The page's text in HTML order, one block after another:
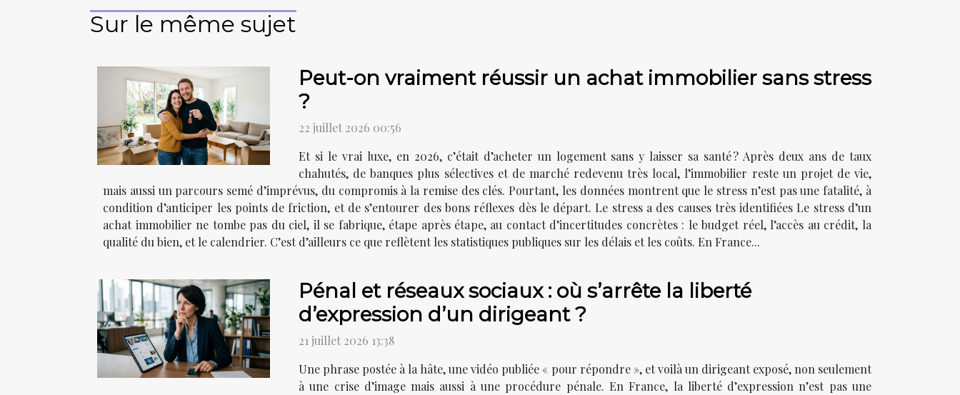
Sur le même sujet
Peut-on vraiment réussir un achat immobilier sans stress
?
22 juillet 2026 00:56
Et si le vrai luxe, en 2026, c’était d’acheter un logement sans y laisser sa santé ? Après deux ans de taux
chahutés, de banques plus sélectives et de marché redevenu très local, l’immobilier reste un projet de vie,
mais aussi un parcours semé d’imprévus, du compromis à la remise des clés. Pourtant, les données montrent que le stress n’est pas une fatalité, à
condition d’anticiper les points de friction, et de s’entourer des bons réflexes dès le départ. Le stress a des causes très identifiées Le stress d’un
achat immobilier ne tombe pas du ciel, il se fabrique, étape après étape, au contact d’incertitudes concrètes : le budget réel, l’accès au crédit, la
qualité du bien, et le calendrier. C’est d’ailleurs ce que reflètent les statistiques publiques sur les délais et les coûts. En France...
Pénal et réseaux sociaux : où s’arrête la liberté
d’expression d’un dirigeant ?
21 juillet 2026 13:38
Une phrase postée à la hâte, une vidéo publiée « pour répondre », et voilà un dirigeant exposé, non seulement
à une crise d’image mais aussi à une procédure pénale. En France, la liberté d’expression n’est pas une